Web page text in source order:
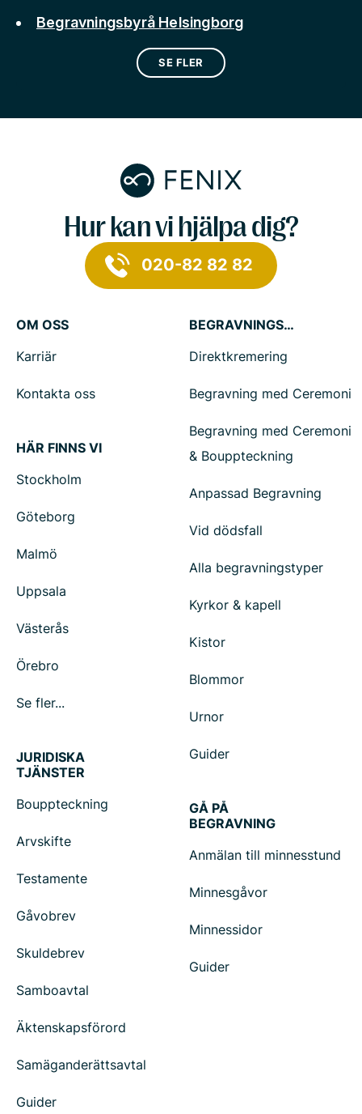
Begravningsbyrå Helsingborg
SE FLER
Hur kan vi hjälpa dig?
020-82 82 82
OM OSS
Karriär
Kontakta oss
HÄR FINNS VI
Stockholm
Göteborg
Malmö
Uppsala
Västerås
Örebro
Se fler...
BEGRAVNINGSTJÄNSTER
Direktkremering
Begravning med Ceremoni
Begravning med Ceremoni
& Bouppteckning
Anpassad Begravning
Vid dödsfall
Alla begravningstyper
Kyrkor & kapell
Kistor
Blommor
Urnor
Guider
JURIDISKA
TJÄNSTER
Bouppteckning
Arvskifte
Testamente
Gåvobrev
Skuldebrev
Samboavtal
Äktenskapsförord
Samäganderättsavtal
Guider
GÅ PÅ
BEGRAVNING
Anmälan till minnesstund
Minnesgåvor
Minnessidor
Guider